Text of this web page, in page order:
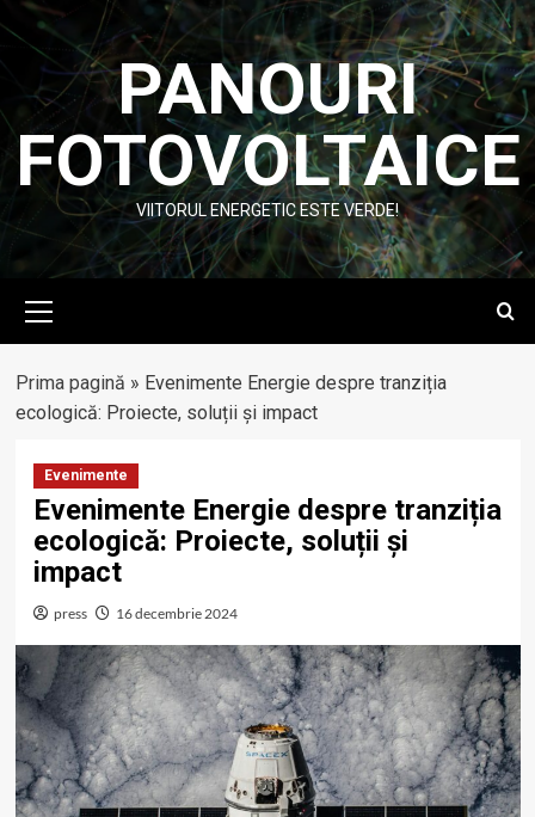
Skip
to
content
PANOURI
FOTOVOLTAICE
VIITORUL ENERGETIC ESTE VERDE!
Menu
Prima pagină » Evenimente Energie despre tranziția
ecologică: Proiecte, soluții și impact
Evenimente
Evenimente Energie despre tranziția
ecologică: Proiecte, soluții și
impact
press 16 decembrie 2024